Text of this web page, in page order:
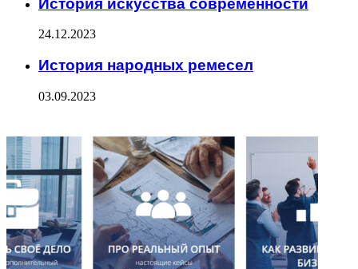
24.12.2023
История народных ремесел
03.09.2023